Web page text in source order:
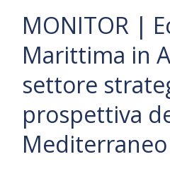
MONITOR |
Marittima in
settore
prospettiva
Mediterraneo